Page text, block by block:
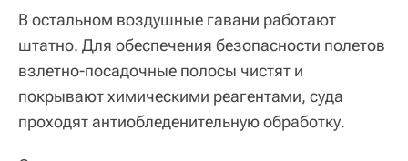
В остальном воздушные гавани работают
штатно. Для обеспечения безопасности полетов
взлетно-посадочные полосы чистят и
покрывают химическими реагентами, суда
проходят антиобледенительную обработку.